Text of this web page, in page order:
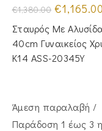
€1,380.00 Original
price
was:
€1,380.00.
€1,165.00
Σταυρός Mε
40cm Γυναικείος
Κ14 ASS-20345Y
Άμεση παραλαβή /
Παράδoση 1 έως 3